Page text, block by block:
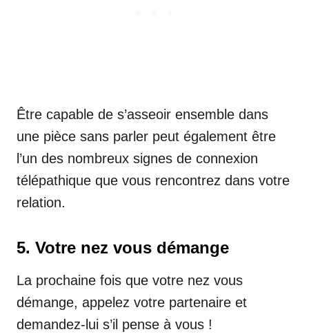
Être capable de s’asseoir ensemble dans
une pièce sans parler peut également être
l’un des nombreux signes de connexion
télépathique que vous rencontrez dans votre
relation.
5. Votre nez vous démange
La prochaine fois que votre nez vous
démange, appelez votre partenaire et
demandez-lui s’il pense à vous !